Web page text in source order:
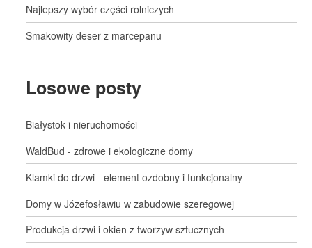
Najlepszy wybór części rolniczych
Smakowity deser z marcepanu
Losowe posty
Białystok i nieruchomości
WaldBud - zdrowe i ekologiczne domy
Klamki do drzwi - element ozdobny i funkcjonalny
Domy w Józefosławiu w zabudowie szeregowej
Produkcja drzwi i okien z tworzyw sztucznych